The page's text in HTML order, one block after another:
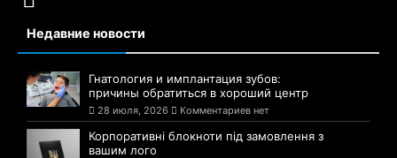
Недавние новости
Гнатология и имплантация зубов:
причины обратиться в хороший центр
28 июля, 2026 Комментариев нет
Корпоративні блокноти під замовлення з
вашим лого